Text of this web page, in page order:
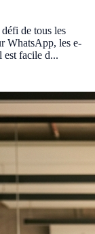
de tous les
WhatsApp, les e-
est facile d...